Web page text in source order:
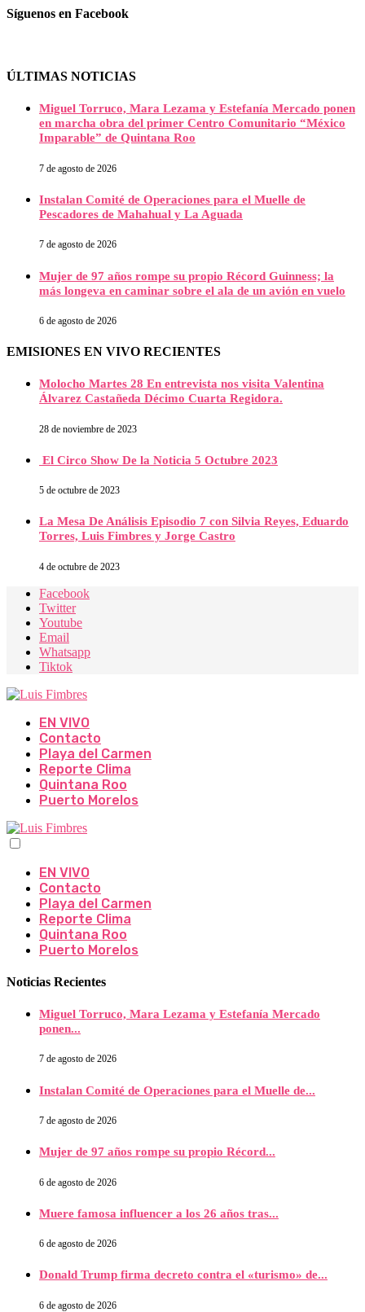
Síguenos en Facebook
ÚLTIMAS NOTICIAS
Miguel Torruco, Mara Lezama y Estefanía Mercado ponen
en marcha obra del primer Centro Comunitario “México
Imparable” de Quintana Roo
7 de agosto de 2026
Instalan Comité de Operaciones para el Muelle de
Pescadores de Mahahual y La Aguada
7 de agosto de 2026
Mujer de 97 años rompe su propio Récord Guinness; la
más longeva en caminar sobre el ala de un avión en vuelo
6 de agosto de 2026
EMISIONES EN VIVO RECIENTES
Molocho Martes 28 En entrevista nos visita Valentina
Álvarez Castañeda Décimo Cuarta Regidora.
28 de noviembre de 2023
El Circo Show De la Noticia 5 Octubre 2023
5 de octubre de 2023
La Mesa De Análisis Episodio 7 con Silvia Reyes, Eduardo
Torres, Luis Fimbres y Jorge Castro
4 de octubre de 2023
Facebook
Twitter
Youtube
Email
Whatsapp
Tiktok
EN VIVO
Contacto
Playa del Carmen
Reporte Clima
Quintana Roo
Puerto Morelos
EN VIVO
Contacto
Playa del Carmen
Reporte Clima
Quintana Roo
Puerto Morelos
Noticias Recientes
Miguel Torruco, Mara Lezama y Estefanía Mercado
ponen...
7 de agosto de 2026
Instalan Comité de Operaciones para el Muelle de...
7 de agosto de 2026
Mujer de 97 años rompe su propio Récord...
6 de agosto de 2026
Muere famosa influencer a los 26 años tras...
6 de agosto de 2026
Donald Trump firma decreto contra el «turismo» de...
6 de agosto de 2026